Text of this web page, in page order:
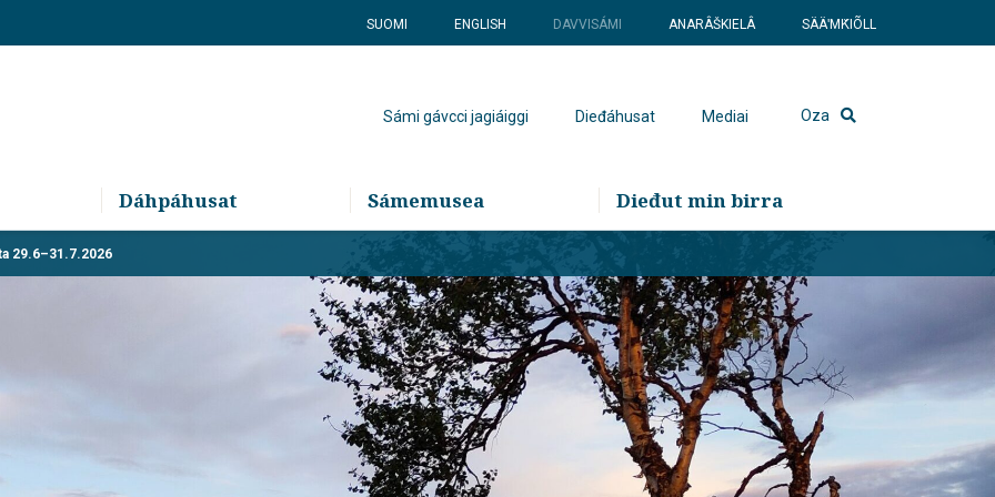
SUOMI ENGLISH DAVVISÁMI ANARÂŠKIELÂ SÄÄʹMǨIÕLL
Sámi gávcci jagiáiggi Dieđáhusat Mediai Oza
Dáhpáhusat Sámemusea Dieđut min birra
29.6–31.7.2026